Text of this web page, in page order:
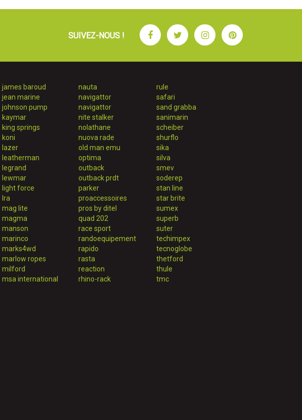
SUIVEZ-NOUS ! FacebookTwitterInstagramPinterest
james baroud
jean marine
johnson pump
kaymar
king springs
koni
lazer
leatherman
legrand
lewmar
light force
lra
mag lite
magma
manson
marinco
marks4wd
marlow ropes
milford
msa international
nauta
navigattor
navigattor
nite stalker
nolathane
nuova rade
old man emu
optima
outback
outback prdt
parker
proaccessoires
pros by ditel
quad 202
race sport
randoequipement
rapido
rasta
reaction
rhino-rack
rule
safari
sand grabba
sanimarin
scheiber
shurflo
sika
silva
smev
soderep
stan line
star brite
sumex
superb
suter
techimpex
tecnoglobe
thetford
thule
tmc